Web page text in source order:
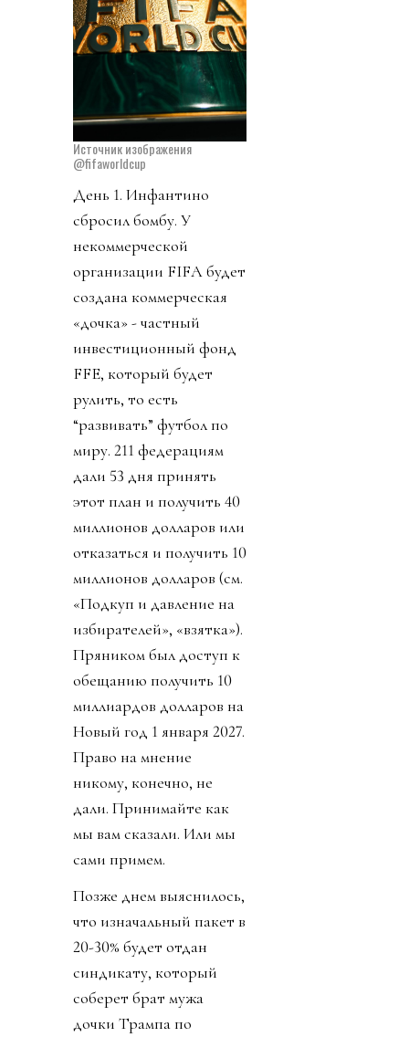
Источник изображения
@fifaworldcup
День 1. Инфантино
сбросил бомбу. У
некоммерческой
организации FIFA будет
создана коммерческая
«дочка» - частный
инвестиционный фонд
FFE, который будет
рулить, то есть
“развивать” футбол по
миру. 211 федерациям
дали 53 дня принять
этот план и получить 40
миллионов долларов или
отказаться и получить 10
миллионов долларов (см.
«Подкуп и давление на
избирателей», «взятка»).
Пряником был доступ к
обещанию получить 10
миллиардов долларов на
Новый год 1 января 2027.
Право на мнение
никому, конечно, не
дали. Принимайте как
мы вам сказали. Или мы
сами примем.
Позже днем выяснилось,
что изначальный пакет в
20-30% будет отдан
синдикату, который
соберет брат мужа
дочки Трампа по